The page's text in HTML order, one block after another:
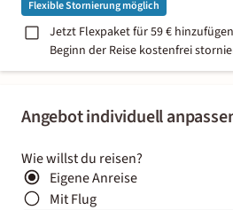
Angebot individuell
Wie willst du reisen?
Eigene Anreise
Mit Flug
Flexible Stornierung möglich
Jetzt Flexpaket für 59 €
Beginn der Reise kostenfrei